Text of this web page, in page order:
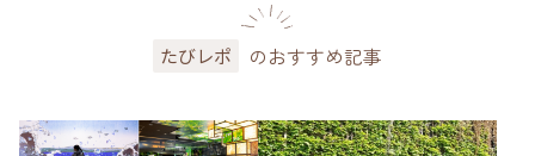
たびレポ のおすすめ記事